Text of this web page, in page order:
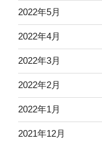
2022年5月
2022年4月
2022年3月
2022年2月
2022年1月
2021年12月